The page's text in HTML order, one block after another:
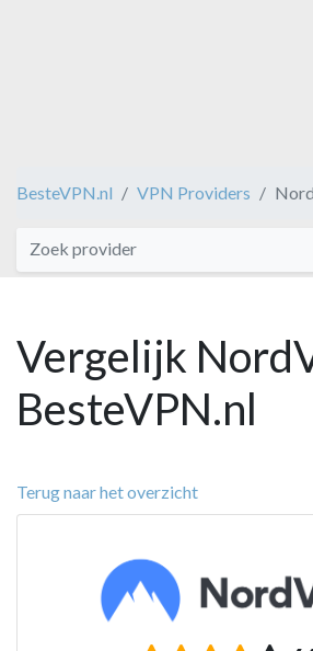
BesteVPN.nl VPN Providers
Vergelijk
BesteVPN.nl
Terug naar het overzicht